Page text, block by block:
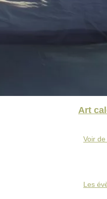
Art
Voir
Les